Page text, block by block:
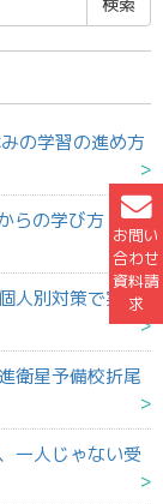
お問い
合わせ
資料請
求
の学習の進め方
らの学び方
人別対策で実力
衛星予備校折尾
一人じゃない受